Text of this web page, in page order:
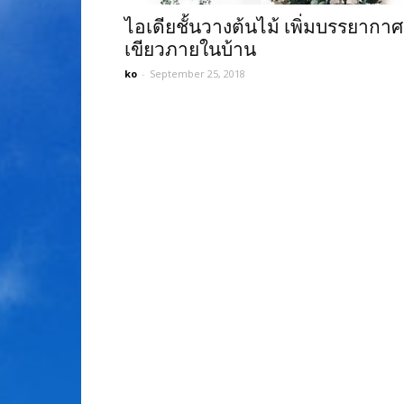
ไอเดียชั้นวางต้นไม้ เพิ่มบรรยากา
เขียวภายในบ้าน
ko - September 25, 2018